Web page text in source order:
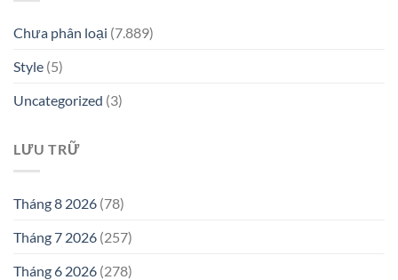
Chưa phân loại (7.889)
Style (5)
Uncategorized (3)
LƯU TRỮ
Tháng 8 2026 (78)
Tháng 7 2026 (257)
Tháng 6 2026 (278)